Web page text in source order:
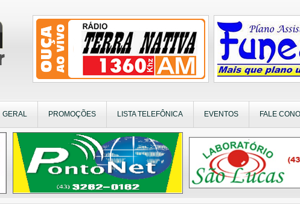
GERAL PROMOÇÕES LISTA TELEFÔNICA EVENTOS FALE